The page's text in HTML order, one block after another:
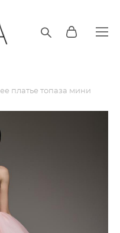
платье топаза мини